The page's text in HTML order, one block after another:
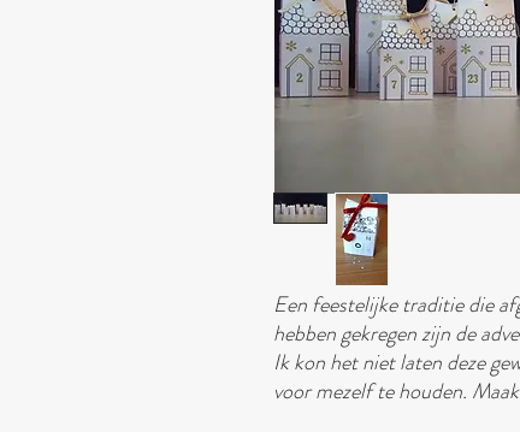
Een feestelijke traditie die
hebben gekregen zijn de
Ik kon het niet laten deze
voor mezelf te houden.